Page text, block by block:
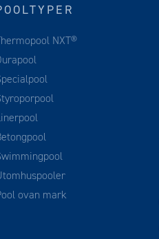
NXT®
ovan mark